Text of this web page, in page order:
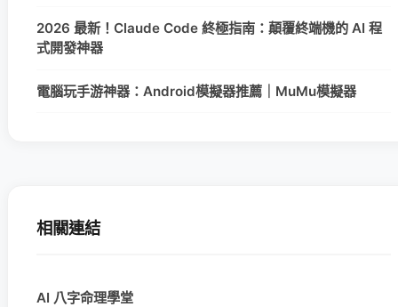
2026 最新！Claude Code 終極指南：顛覆終端機的 AI 程
式開發神器
電腦玩手游神器：Android模擬器推薦｜MuMu模擬器
相關連結
AI 八字命理學堂